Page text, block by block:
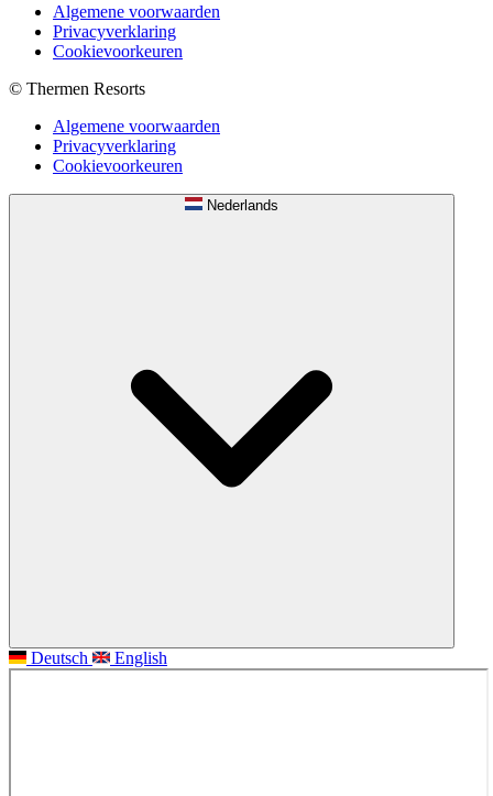
Algemene voorwaarden
Privacyverklaring
Cookievoorkeuren
© Thermen Resorts
Algemene voorwaarden
Privacyverklaring
Cookievoorkeuren
Nederlands
Deutsch English